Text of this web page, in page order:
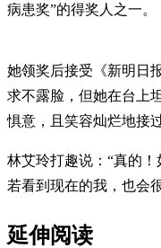
病患奖”的得奖人之一。
她领奖后接受《新明日
求不露脸，但她在台上
惧意，且笑容灿烂地接
林艾玲打趣说：“真的！
若看到现在的我，也
延伸阅读